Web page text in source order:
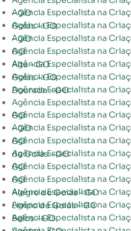
Agência Especialista na Criação de Site em Buriti Alegre – GO
Agência Especialista na Criação de Site em Buriti de Goiás – GO
Agência Especialista na Criação de Site em Buritinópolis – GO
Agência Especialista na Criação de Site em Cabeceiras – GO
Agência Especialista na Criação de Site em Cachoeira Alta – GO
Agência Especialista na Criação de Site em Cachoeira de Goiás – GO
Agência Especialista na Criação de Site em Cachoeira Dourada – GO
Agência Especialista na
Agência Especialista na Criação de Site em Caiapônia – GO
Agência Especialista na Criação de Site em Caldas Novas – GO
Agência Especialista na Criação de Site em Caldazinha – GO
Agência Especialista na Criação de Site em Campestre de Goiás – GO
Agência Especialista na Criação de Site em Campinaçu – GO
Agência Especialista na Criação de Site em Campinorte – GO
Agência Especialista na Criação de Site em Campo Alegre de Goiás – GO
Agência Especialista na Criação de Site em Campo Limpo de Goiás – GO
Agência Especialista na Criação de Site em Campos Belos – GO